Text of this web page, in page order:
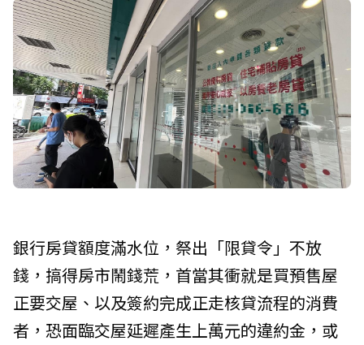
銀行房貸額度滿水位，祭出「限貸令」不放
錢，搞得房市鬧錢荒，首當其衝就是買預售屋
正要交屋、以及簽約完成正走核貸流程的消費
者，恐面臨交屋延遲產生上萬元的違約金，或